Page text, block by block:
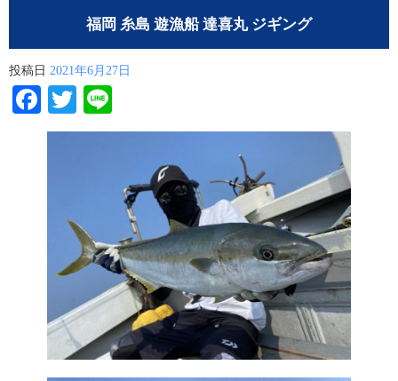
福岡 糸島 遊漁船 達喜丸 ジギング
投稿日 2021年6月27日
Facebook
Twitter